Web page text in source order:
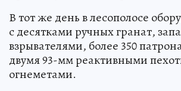
В тот же день в лесополосе
с десятками ручных гранат,
взрывателями, более 350
двумя 93-мм реактивными
огнеметами.